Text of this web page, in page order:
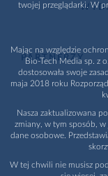
PARTNERZY
twojej przeglądarki. W
Mając na względzie
Bio-Tech Media sp. z
dostosowała swoje
maja 2018 roku
Nasza zaktualizowana
zmiany, w tym sposób,
dane osobowe.
W tej chwili nie musisz